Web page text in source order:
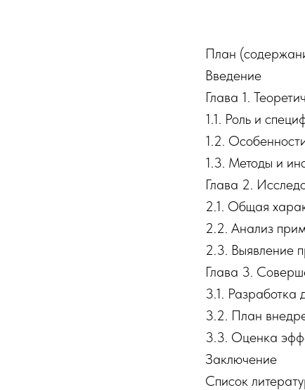
План
Введение
Глава 1.
1.1. Роль и
1.2.
1.3. Методы и
Глава 2.
2.1. Общая
2.2. Анализ
2.3. Выявление
Глава 3.
3.1. Разработка
3.2. План
3.3. Оценка
Заключение
Список